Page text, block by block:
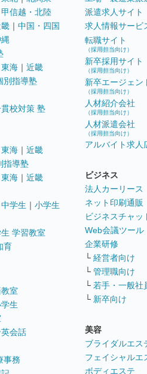
甲信越・北陸
｜ 中国・四国
東海 ｜ 近畿
別指導塾
校対策 塾
東海 ｜ 近畿
指導塾
東海 ｜ 近畿
中学生 ｜ 小学生
学習教室
育
室
生
会話
事務
派遣求人サイト
求人情報サービ
転職サイト
（採用担当向け）
新卒採用サイト
（採用担当向け）
新卒エージェン
（採用担当向け）
人材紹介会社
（採用担当向け）
人材派遣会社
（採用担当向け）
アルバイト求人
ビジネス
法人カーリース
ネット印刷通販
ビジネスチャッ
Web会議ツール
企業研修
└ 経営者向け
└ 管理職向け
└ 若手・一般社
└ 新卒向け
美容
ブライダルエス
フェイシャルエ
ボディエステ